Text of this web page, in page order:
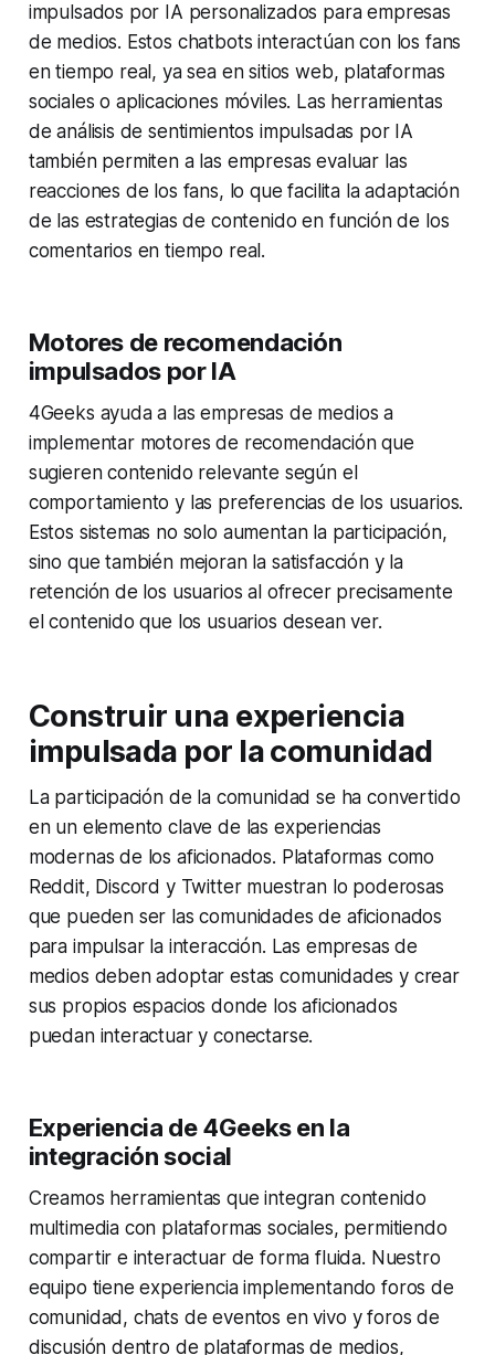
impulsados por IA personalizados para empresas
de medios. Estos chatbots interactúan con los fans
en tiempo real, ya sea en sitios web, plataformas
sociales o aplicaciones móviles. Las herramientas
de análisis de sentimientos impulsadas por IA
también permiten a las empresas evaluar las
reacciones de los fans, lo que facilita la adaptación
de las estrategias de contenido en función de los
comentarios en tiempo real.
Motores de recomendación
impulsados por IA
4Geeks ayuda a las empresas de medios a
implementar motores de recomendación que
sugieren contenido relevante según el
comportamiento y las preferencias de los usuarios.
Estos sistemas no solo aumentan la participación,
sino que también mejoran la satisfacción y la
retención de los usuarios al ofrecer precisamente
el contenido que los usuarios desean ver.
Construir una experiencia
impulsada por la comunidad
La participación de la comunidad se ha convertido
en un elemento clave de las experiencias
modernas de los aficionados. Plataformas como
Reddit, Discord y Twitter muestran lo poderosas
que pueden ser las comunidades de aficionados
para impulsar la interacción. Las empresas de
medios deben adoptar estas comunidades y crear
sus propios espacios donde los aficionados
puedan interactuar y conectarse.
Experiencia de 4Geeks en la
integración social
Creamos herramientas que integran contenido
multimedia con plataformas sociales, permitiendo
compartir e interactuar de forma fluida. Nuestro
equipo tiene experiencia implementando foros de
comunidad, chats de eventos en vivo y foros de
discusión dentro de plataformas de medios,